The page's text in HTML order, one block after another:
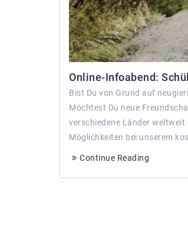
Online-Infoabend:
Bist Du von Grund auf
Möchtest Du neue
verschiedene Länder weltweit
Möglichkeiten bei unserem
Continue Reading